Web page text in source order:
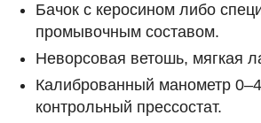
Бачок с керосином либо
промывочным составом.
Неворсовая ветошь, мягкая
Калиброванный манометр
контрольный прессостат.